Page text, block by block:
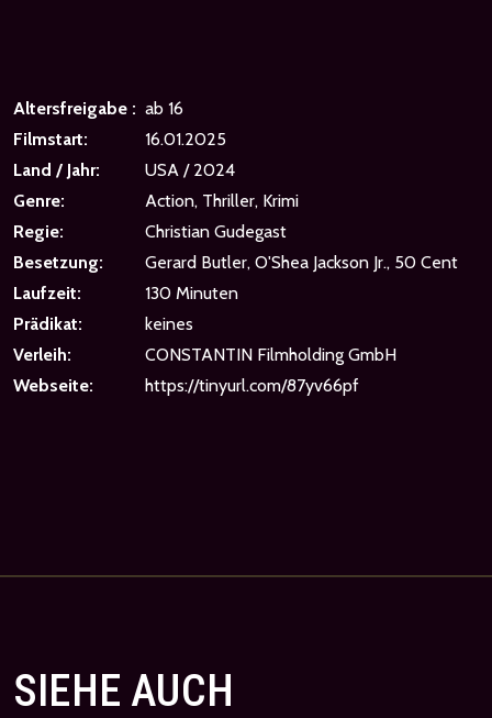
Altersfreigabe : ab 16
Filmstart:
16.01.2025
Land / Jahr:
USA / 2024
Genre:
Action, Thriller, Krimi
Regie:
Christian Gudegast
Besetzung:
Gerard Butler, O'Shea Jackson Jr., 50 Cent
Laufzeit:
130 Minuten
Prädikat:
keines
Verleih:
CONSTANTIN Filmholding GmbH
Webseite:
https://tinyurl.com/87yv66pf
SIEHE AUCH